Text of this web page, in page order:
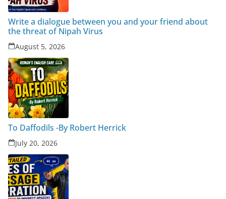
Write a dialogue between you and your friend about
the threat of Nipah Virus
August 5, 2026
To Daffodils -By Robert Herrick
July 20, 2026